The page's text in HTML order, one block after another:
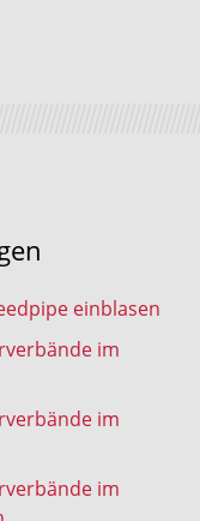
einblasen
im
im
im